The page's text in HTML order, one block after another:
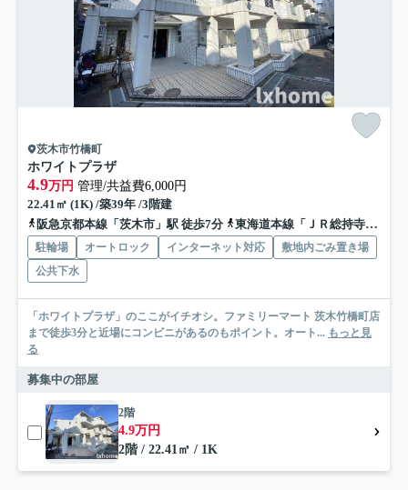
茨木市竹橋町
ホワイトプラザ
4.9万円 管理/共益費6,000円
22.41㎡ (1K) /築39年 /3階建
阪急京都本線「茨木市」駅 徒歩7分
東海道本線「ＪＲ総持寺」駅 徒歩15分
駐輪場 オートロック インターネット対応
敷地内ごみ置き場
公共下水
「ホワイトプラザ」のここがイチオシ。ファミリーマート 茨木竹橋町店
まで徒歩3分と近場にコンビニがあるのもポイント。オート... もっと見
る
募集中の部屋
2階
4.9万円
2階 / 22.41㎡ / 1K